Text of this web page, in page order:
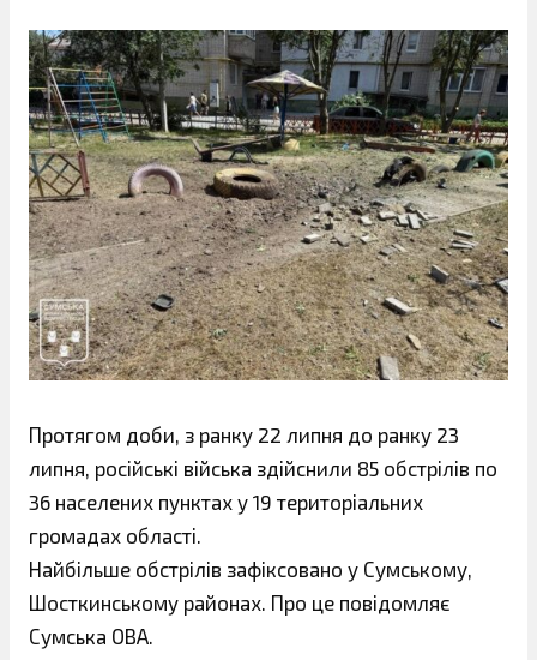
Протягом доби, з ранку 22 липня до ранку 23
липня, російські війська здійснили 85 обстрілів по
36 населених пунктах у 19 територіальних
громадах області.
Найбільше обстрілів зафіксовано у Сумському,
Шосткинському районах. Про це повідомляє
Сумська ОВА.